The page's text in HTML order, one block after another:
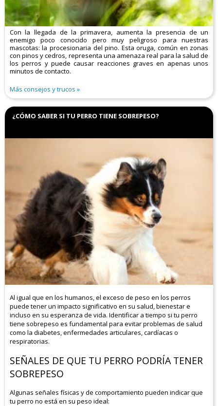
Con la llegada de la primavera, aumenta la presencia de un
enemigo poco conocido pero muy peligroso para nuestras
mascotas: la procesionaria del pino. Esta oruga, común en zonas
con pinos y cedros, representa una amenaza real para la salud de
los perros y puede causar reacciones graves en apenas unos
minutos de contacto.
Más consejos y trucos
¿CÓMO SABER SI TU PERRO TIENE SOBREPESO?
Al igual que en los humanos, el exceso de peso en los perros
puede tener un impacto significativo en su salud, bienestar e
incluso en su esperanza de vida. Identificar a tiempo si tu perro
tiene sobrepeso es fundamental para evitar problemas de salud
como la diabetes, enfermedades articulares, cardíacas o
respiratorias.
SEÑALES DE QUE TU PERRO PODRÍA TENER
SOBREPESO
Algunas señales físicas y de comportamiento pueden indicar que
tu perro no está en su peso ideal: